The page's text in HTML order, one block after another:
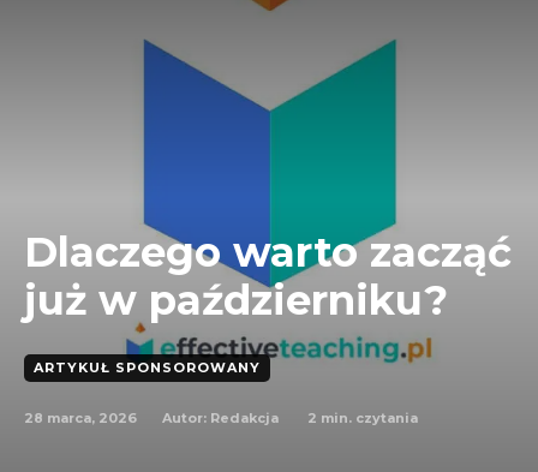
Dlaczego warto zacząć
już w październiku?
ARTYKUŁ SPONSOROWANY
28 marca, 2026 Autor: Redakcja 2 min. czytania